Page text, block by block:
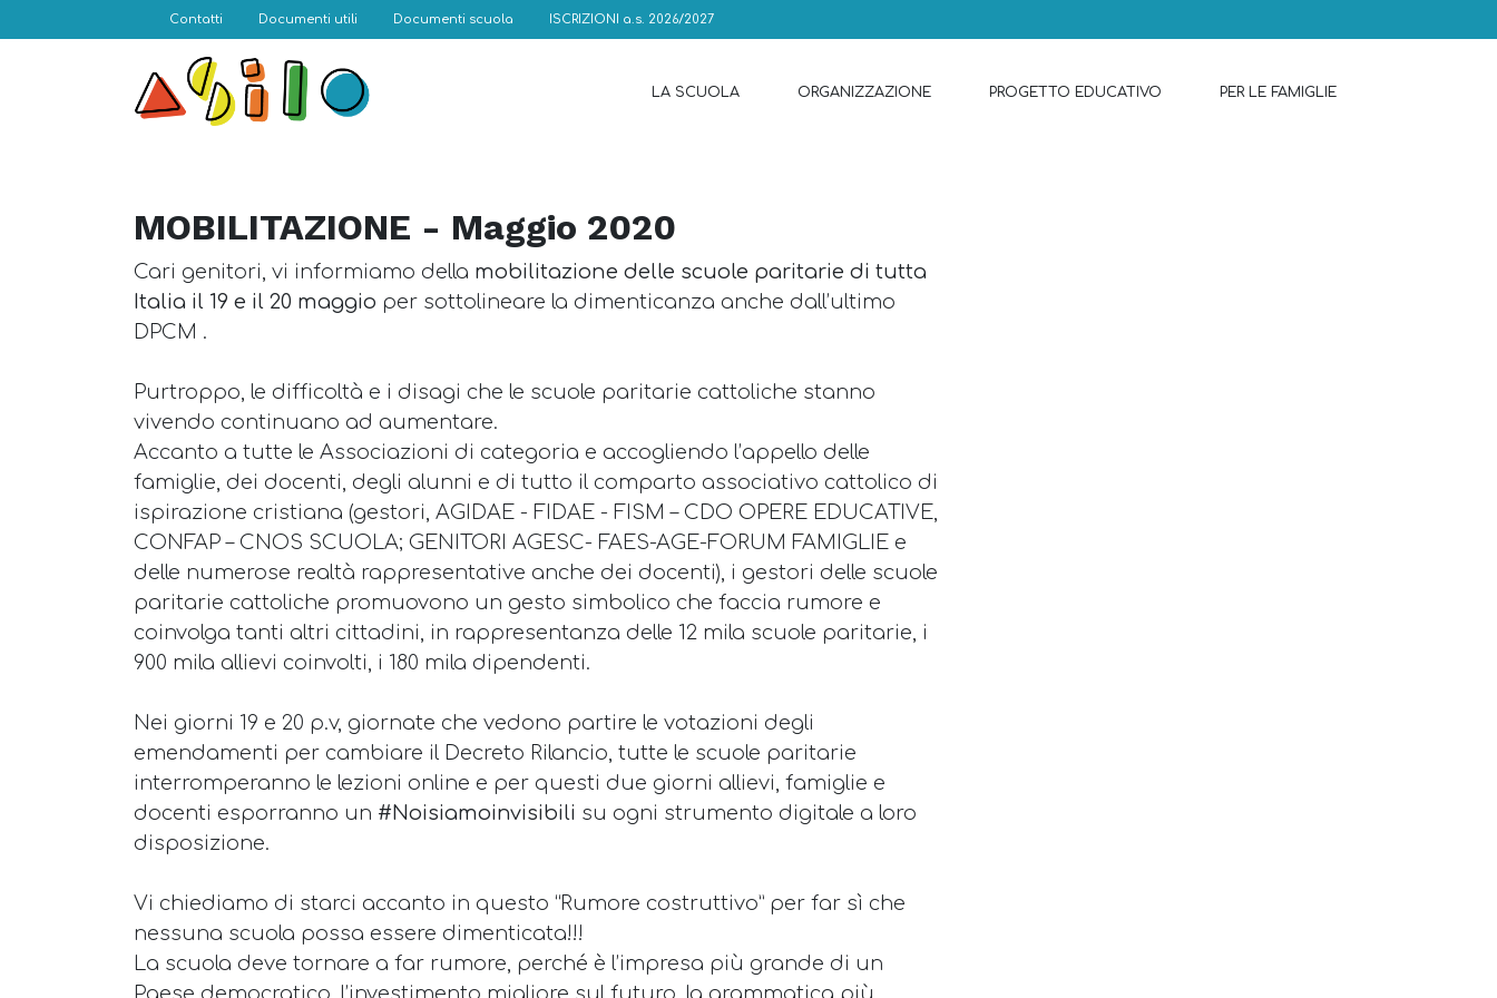
Contatti Documenti utili Documenti scuola ISCRIZIONI a.s. 2026/2027
LA SCUOLA ORGANIZZAZIONE PROGETTO EDUCATIVO PER LE FAMIGLIE
MOBILITAZIONE - Maggio 2020
Cari genitori, vi informiamo della mobilitazione delle scuole paritarie di tutta
Italia il 19 e il 20 maggio per sottolineare la dimenticanza anche dall’ultimo
DPCM .
Purtroppo, le difficoltà e i disagi che le scuole paritarie cattoliche stanno
vivendo continuano ad aumentare.
Accanto a tutte le Associazioni di categoria e accogliendo l’appello delle
famiglie, dei docenti, degli alunni e di tutto il comparto associativo cattolico di
ispirazione cristiana (gestori, AGIDAE - FIDAE - FISM – CDO OPERE EDUCATIVE,
CONFAP – CNOS SCUOLA; GENITORI AGESC- FAES-AGE-FORUM FAMIGLIE e
delle numerose realtà rappresentative anche dei docenti), i gestori delle scuole
paritarie cattoliche promuovono un gesto simbolico che faccia rumore e
coinvolga tanti altri cittadini, in rappresentanza delle 12 mila scuole paritarie, i
900 mila allievi coinvolti, i 180 mila dipendenti.
Nei giorni 19 e 20 p.v, giornate che vedono partire le votazioni degli
emendamenti per cambiare il Decreto Rilancio, tutte le scuole paritarie
interromperanno le lezioni online e per questi due giorni allievi, famiglie e
docenti esporranno un #Noisiamoinvisibili su ogni strumento digitale a loro
disposizione.
Vi chiediamo di starci accanto in questo “Rumore costruttivo” per far sì che
nessuna scuola possa essere dimenticata!!!
La scuola deve tornare a far rumore, perché è l’impresa più grande di un